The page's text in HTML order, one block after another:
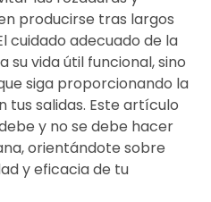
producirse tras largos
cuidado adecuado de la
su vida útil funcional, sino
siga proporcionando la
tus salidas. Este artículo
y no se debe hacer
orientándote sobre
y eficacia de tu